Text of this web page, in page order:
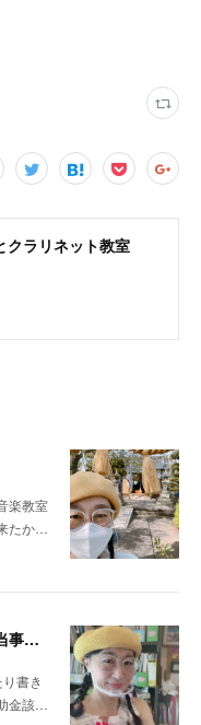
クラリネット教室
楽教室
たか…
商工会の小規模事業者持続化補助金該当事業所認定をいただいたピアノ・クラリネット 教室です。
書き
金該…